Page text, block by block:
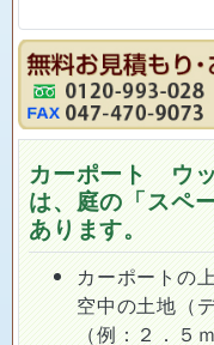
カーポート ウ
は、庭の「スペ
あります。
カーポートの
空中の土地（
（例：２．